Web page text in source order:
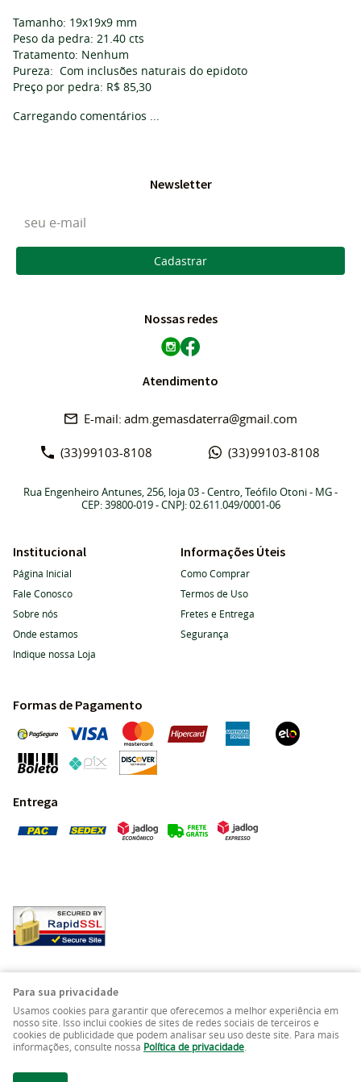
Tamanho: 19x19x9 mm
Peso da pedra: 21.40 cts
Tratamento: Nenhum
Pureza: Com inclusões naturais do epidoto
Preço por pedra: R$ 85,30
Carregando comentários ...
Newsletter
Cadastrar
Nossas redes
Atendimento
(33)99103-8108 (33)99103-8108
adm.gemasdaterra@gmail.com
Rua Engenheiro Antunes, 256, loja 03-Centro, Teófilo Otoni- MG-
CEP: 39800-019- CNPJ: 02.611.049/0001-06
Institucional
Página Inicial
Fale Conosco
Sobre nós
Onde estamos
Indique nossa Loja
Informações Úteis
Como Comprar
Termos de Uso
Fretes e Entrega
Segurança
Formas de Pagamento
Entrega
LOJA VIRTUAL CRIADA POR
Para sua privacidade
Usamos cookies para garantir que oferecemos a melhor experiência em
nosso site. Isso inclui cookies de sites de redes sociais de terceiros e
cookies de publicidade que podem analisar seu uso deste site. Para mais
informações, consulte nossa Política de privacidade